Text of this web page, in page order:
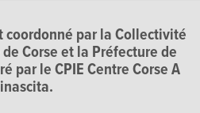
coordonné par la Collectivité
Corse et la Préfecture de
par le CPIE Centre Corse A